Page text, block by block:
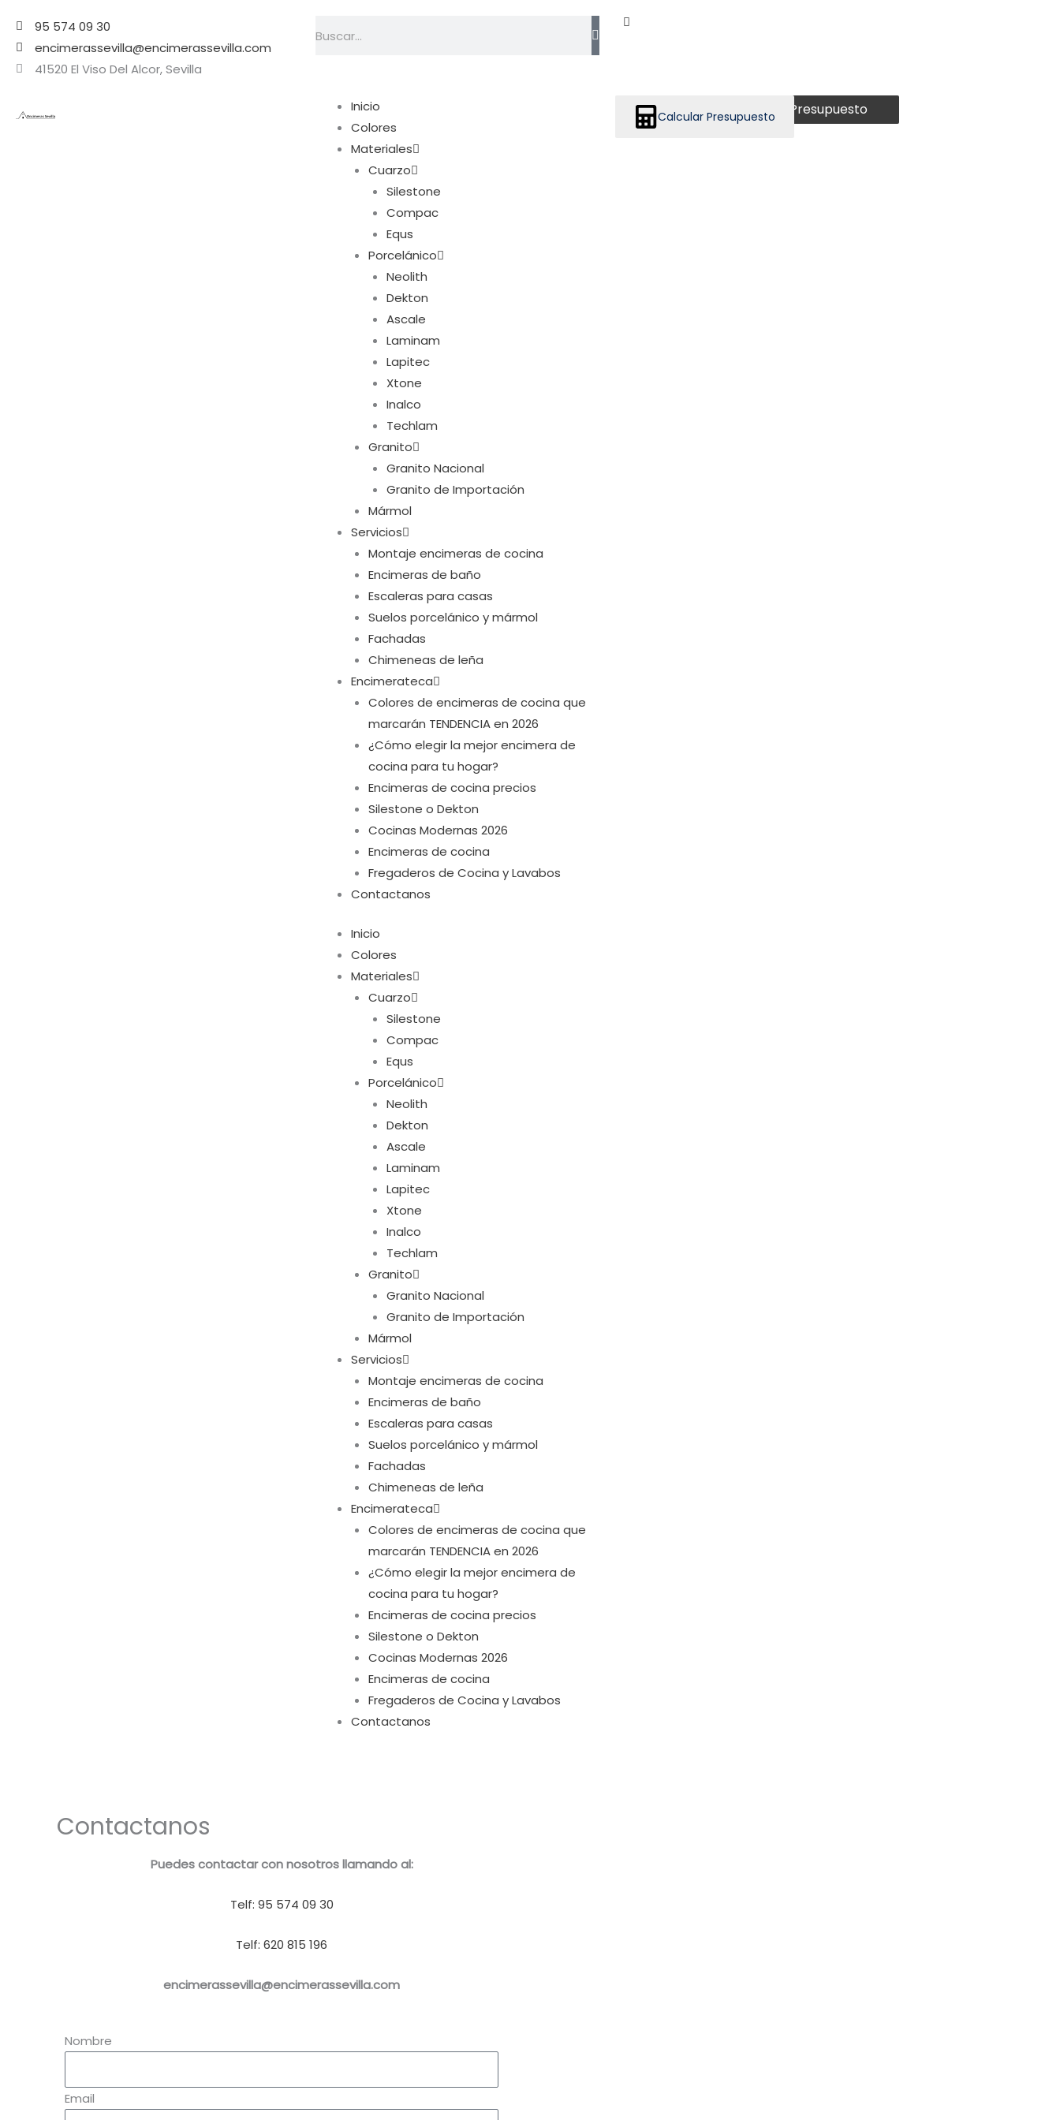
contenido
95 574 09 30
encimerassevilla@encimerassevilla.com
41520 El Viso Del Alcor, Sevilla
Inicio
Colores
Materiales
Cuarzo
Silestone
Compac
Equs
Porcelánico
Neolith
Dekton
Ascale
Laminam
Lapitec
Xtone
Inalco
Techlam
Granito
Granito Nacional
Granito de Importación
Mármol
Servicios
Montaje encimeras de cocina
Encimeras de baño
Escaleras para casas
Suelos porcelánico y mármol
Fachadas
Chimeneas de leña
Encimerateca
Colores de encimeras de cocina que
marcarán TENDENCIA en 2026
¿Cómo elegir la mejor encimera de
cocina para tu hogar?
Encimeras de cocina precios
Silestone o Dekton
Cocinas Modernas 2026
Encimeras de cocina
Fregaderos de Cocina y Lavabos
Contactanos
Inicio
Colores
Materiales
Cuarzo
Silestone
Compac
Equs
Porcelánico
Neolith
Dekton
Ascale
Laminam
Lapitec
Xtone
Inalco
Techlam
Granito
Granito Nacional
Granito de Importación
Mármol
Servicios
Montaje encimeras de cocina
Encimeras de baño
Escaleras para casas
Suelos porcelánico y mármol
Fachadas
Chimeneas de leña
Encimerateca
Colores de encimeras de cocina que
marcarán TENDENCIA en 2026
¿Cómo elegir la mejor encimera de
cocina para tu hogar?
Encimeras de cocina precios
Silestone o Dekton
Cocinas Modernas 2026
Encimeras de cocina
Fregaderos de Cocina y Lavabos
Contactanos
Presupuesto
Calcular Presupuesto
Contactanos
Puedes contactar con nosotros llamando al:
Telf: 95 574 09 30
Telf: 620 815 196
encimerassevilla@encimerassevilla.com
Nombre
Email